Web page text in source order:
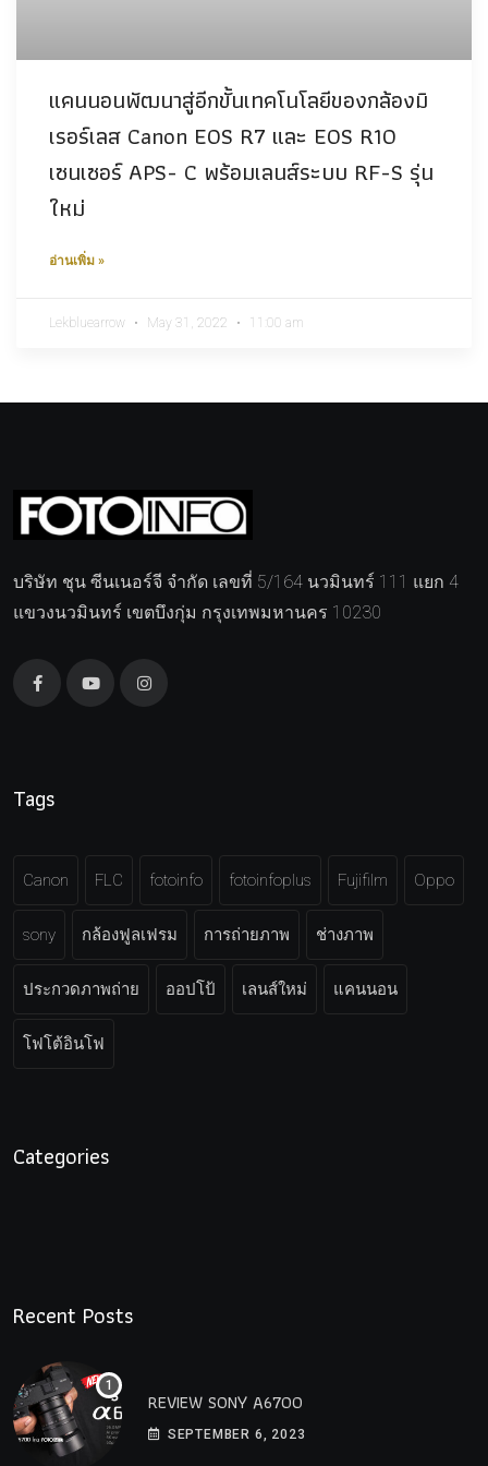
แคนนอนพัฒนาสู่อีกขั้นเทคโนโลยีของกล้องมิ
เรอร์เลส Canon EOS R7 และ EOS R10
เซนเซอร์ APS- C พร้อมเลนส์ระบบ RF-S รุ่น
ใหม่
อ่านเพิ่ม »
Lekbluearrow May 31, 2022 11:00 am
บริษัท ชุน ซีนเนอร์จี จำกัด เลขที่ 5/164 นวมินทร์ 111 แยก 4
แขวงนวมินทร์ เขตบึงกุ่ม กรุงเทพมหานคร 10230
Tags
Canon FLC fotoinfo fotoinfoplus Fujifilm Oppo
sony กล้องฟูลเฟรม การถ่ายภาพ ช่างภาพ
ประกวดภาพถ่าย ออปโป้ เลนส์ใหม่ แคนนอน
โฟโต้อินโฟ
Categories
Recent Posts
REVIEW SONY A6700
SEPTEMBER 6, 2023